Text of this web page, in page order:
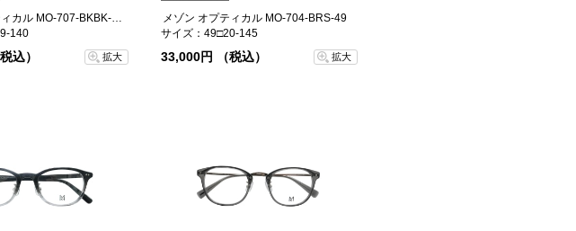
メゾン オプティカル MO-707-BKBK-52
140
込） 拡大
メゾン オプティカル MO-704-BRS-49
サイズ：49□20-145
33,000円 （税込） 拡大